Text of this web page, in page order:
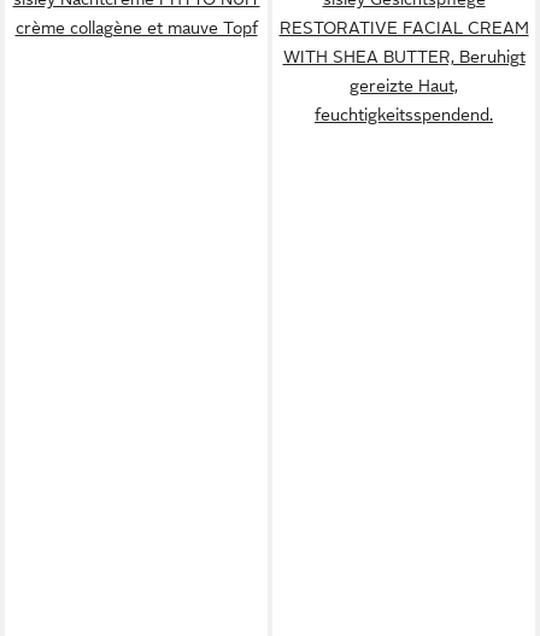
crème collagène et mauve Topf
RESTORATIVE FACIAL CREAM
WITH SHEA BUTTER, Beruhigt
gereizte Haut,
feuchtigkeitsspendend.